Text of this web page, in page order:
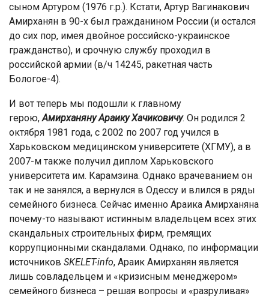
сыном Артуром (1976 г.р.). Кстати, Артур Вагинакович
Амирханян в 90-х был гражданином России (и остался
до сих пор, имея двойное российско-украинское
гражданство), и срочную службу проходил в
российской армии (в/ч 14245, ракетная часть
Бологое-4).
И вот теперь мы подошли к главному
герою, Амирханяну Араику Хачиковичу. Он родился 2
октября 1981 года, с 2002 по 2007 год учился в
Харьковском медицинском университете (ХГМУ), а в
2007-м также получил диплом Харьковского
университета им. Карамзина. Однако врачеванием он
так и не занялся, а вернулся в Одессу и влился в ряды
семейного бизнеса. Сейчас именно Араика Амирханяна
почему-то называют истинным владельцем всех этих
скандальных строительных фирм, гремящих
коррупционными скандалами. Однако, по информации
источников SKELET-info, Араик Амирханян является
лишь совладельцем и «кризисным менеджером»
семейного бизнеса – решая вопросы и «разруливая»